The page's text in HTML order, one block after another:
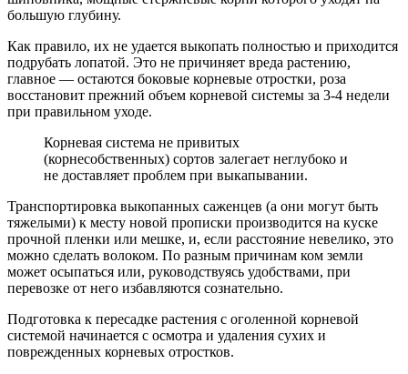
большую глубину.
Как правило, их не удается выкопать полностью и приходится
подрубать лопатой. Это не причиняет вреда растению,
главное — остаются боковые корневые отростки, роза
восстановит прежний объем корневой системы за 3-4 недели
при правильном уходе.
Корневая система не привитых
(корнесобственных) сортов залегает неглубоко и
не доставляет проблем при выкапывании.
Транспортировка выкопанных саженцев (а они могут быть
тяжелыми) к месту новой прописки производится на куске
прочной пленки или мешке, и, если расстояние невелико, это
можно сделать волоком. По разным причинам ком земли
может осыпаться или, руководствуясь удобствами, при
перевозке от него избавляются сознательно.
Подготовка к пересадке растения с оголенной корневой
системой начинается с осмотра и удаления сухих и
поврежденных корневых отростков.